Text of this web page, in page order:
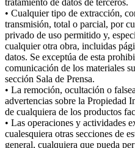
tratamiento de datos de terceros.
• Cualquier tipo de extracción,
transmisión, total o parcial, por
privado de uso permitido y,
cualquier otra obra, incluidas
datos. Se exceptúa de esta
comunicación de los materiales
sección Sala de Prensa.
• La remoción, ocultación o
advertencias sobre la Propiedad
de cualquiera de los productos
• Las operaciones y actividades
cualesquiera otras secciones de
general, cualquiera que pueda